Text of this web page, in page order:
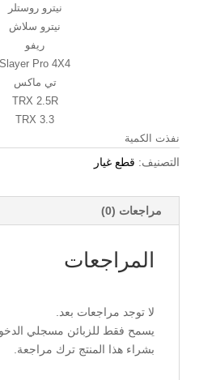
نيترو روستلر
نيترو سلاش
ريفو
Slayer Pro 4X4
تي ماكس
TRX 2.5R
TRX 3.3
نفذت الكمية
التصنيف: قطع غيار
مراجعات (0)
المراجعات
لا توجد مراجعات بعد.
يسمح فقط للزبائن مسجلي
بشراء هذا المنتج ترك مراجعة.